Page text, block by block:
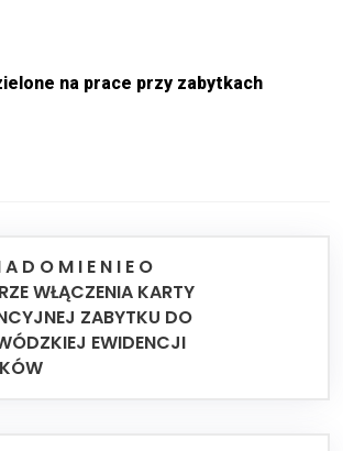
na prace przy zabytkach
D O M I E N I E O
WŁĄCZENIA KARTY
ZABYTKU DO
EWIDENCJI